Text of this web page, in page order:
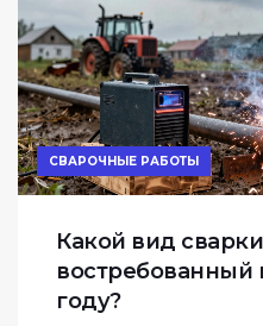
СВАРОЧНЫЕ РАБОТЫ
Какой вид
востребованный
году?